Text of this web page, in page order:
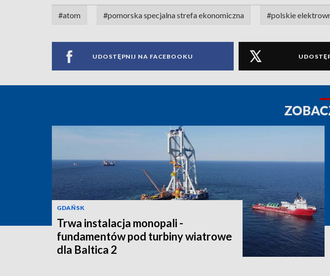
#atom #pomorska specjalna strefa ekonomiczna #polskie
UDOSTĘPNIJ NA FACEBOOKU
GDAŃSK
Trwa instalacja monopali -
fundamentów pod turbiny wiatrowe
dla Baltica 2